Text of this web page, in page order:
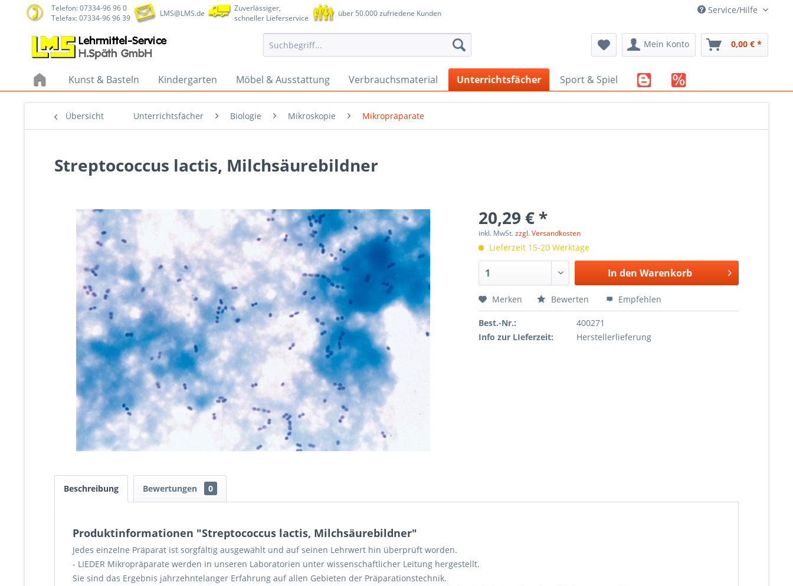
Telefon: 07334-96 96 0
Telefax: 07334-96 96 39
LMS@LMS.de
Zuverlässiger,
schneller Lieferservice
über 50.000 zufriedene Kunden Service/Hilfe
Mein Konto 0,00 € *
Kunst & Basteln Kindergarten Möbel & Ausstattung Verbrauchsmaterial Unterrichtsfächer Sport & Spiel
Übersicht Unterrichtsfächer Biologie Mikroskopie Mikropräparate
Streptococcus lactis, Milchsäurebildner
20,29 € *
inkl. MwSt.zzgl. Versandkosten
Lieferzeit 15-20 Werktage
In den Warenkorb
Merken Bewerten Empfehlen
Best.-Nr.:
400271
Info zur LIeferzeit:
Herstellerlieferung
Beschreibung Bewertungen 0
Produktinformationen "Streptococcus lactis, Milchsäurebildner"
Jedes einzelne Präparat ist sorgfältig ausgewählt und auf seinen Lehrwert hin überprüft worden.
- LIEDER Mikropräparate werden in unseren Laboratorien unter wissenschaftlicher Leitung hergestellt.
Sie sind das Ergebnis jahrzehntelanger Erfahrung auf allen Gebieten der Präparationstechnik.